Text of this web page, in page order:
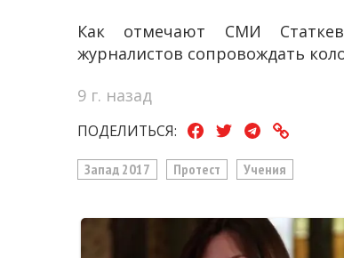
Как отмечают СМИ
журналистов сопровождать
9 г. назад
ПОДЕЛИТЬСЯ:
Запад 2017 Протест Учения